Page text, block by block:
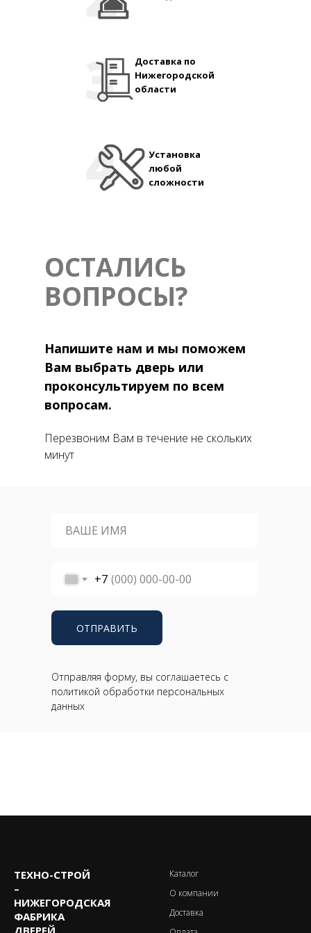
Доставка по
Нижегородской
области
Установка
любой
сложности
+7
ОТПРАВИТЬ
ОСТАЛИСЬ
ВОПРОСЫ?
Напишите нам и мы поможем
Вам выбрать дверь или
проконсультируем по всем
вопросам.
Перезвоним Вам в течение не скольких
минут
Отправляя форму, вы соглашаетесь с
политикой обработки персональных
данных
ТЕХНО-CТРОЙ
–
НИЖЕГОРОДСКАЯ
ФАБРИКА
ДВЕРЕЙ.
Каталог
О компании
Доставка